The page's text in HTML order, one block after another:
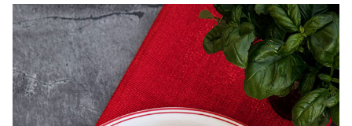
sanse mari sa gasiti in aceasta colectie idei gustoase
pentru pr...